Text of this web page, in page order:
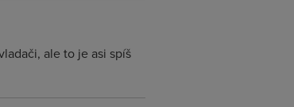
ale to je asi spíš